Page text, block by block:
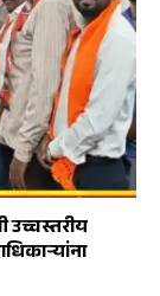
उच्चस्तरीय